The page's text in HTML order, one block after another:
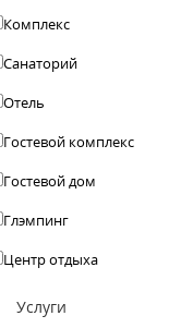
Комплекс
Санаторий
Отель
Гостевой комплекс
Гостевой дом
Глэмпинг
Центр отдыха
Услуги